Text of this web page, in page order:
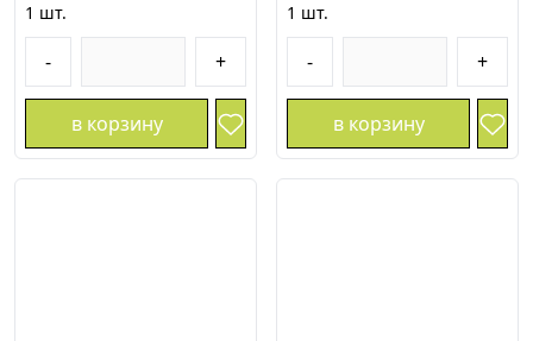
1 шт.
- +
в корзину
1 шт.
- +
в корзину